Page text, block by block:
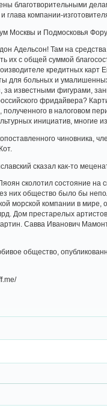
благотворительными
глава компании-
Москвы и Подмосковья
Адельсон! Там на
их с общей суммой
кредитных карт
для больных и
за известными фигурами,
фридайвера?
в налоговом
инициатив,
чиновника,
сказал как-то
сколотил состояние на
них общество было бы
морской компании в
Дом престарелых
Савва Иванович
общество,